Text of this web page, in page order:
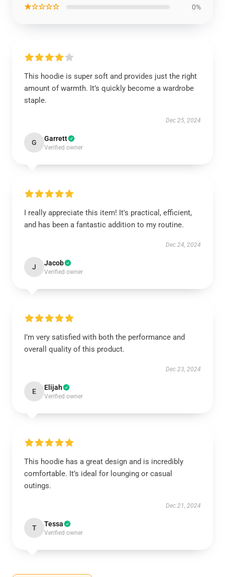
★☆☆☆☆ 0%
This hoodie is super soft and provides just the right
amount of warmth. It’s quickly become a wardrobe
staple.
Dec 25, 2024
G Garrett
Verified owner
I really appreciate this item! It's practical, efficient,
and has been a fantastic addition to my routine.
Dec 24, 2024
J Jacob
Verified owner
I’m very satisfied with both the performance and
overall quality of this product.
Dec 23, 2024
E Elijah
Verified owner
This hoodie has a great design and is incredibly
comfortable. It’s ideal for lounging or casual
outings.
Dec 21, 2024
T Tessa
Verified owner